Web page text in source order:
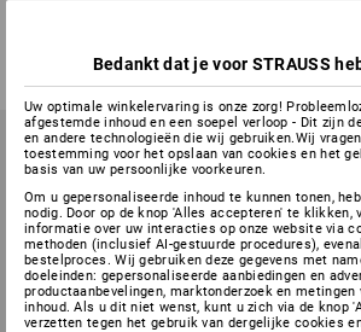
(incl. BTW) v.a. 30 stuks (incl.
Bedankt dat je voor STRAUSS
Uw optimale winkelervaring is onze zorg!
afgestemde inhoud en een soepel verloop - Dit zijn
en andere technologieën die wij gebruiken.Wij
toestemming voor het opslaan van cookies en het
basis van uw persoonlijke voorkeuren.
Om u gepersonaliseerde inhoud te kunnen tonen,
nodig. Door op de knop 'Alles accepteren' te klikken,
informatie over uw interacties op onze website via
methoden (inclusief AI-gestuurde procedures),
bestelproces. Wij gebruiken deze gegevens met
doeleinden: gepersonaliseerde aanbiedingen en
productaanbevelingen, marktonderzoek en metingen
inhoud. Als u dit niet wenst, kunt u zich via de knop
verzetten tegen het gebruik van dergelijke cookies